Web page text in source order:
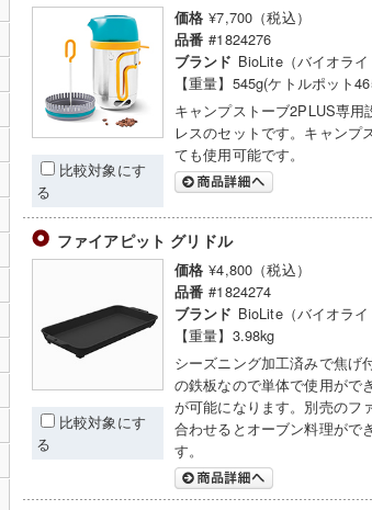
比較対象にす
る
価格 ¥7,700（税込）
品番 #1824276
ブランド BioLite（バイオライ
【重量】545g(ケトルポット
キャンプストーブ2PLUS専
レスのセットです。キャンプ
ても使用可能です。
ファイアピット グリドル
比較対象にす
る
価格 ¥4,800（税込）
品番 #1824274
ブランド BioLite（バイオライ
【重量】3.98kg
シーズニング加工済みで焦げ
の鉄板なので単体で使用がで
が可能になります。別売のフ
合わせるとオーブン料理がで
す。